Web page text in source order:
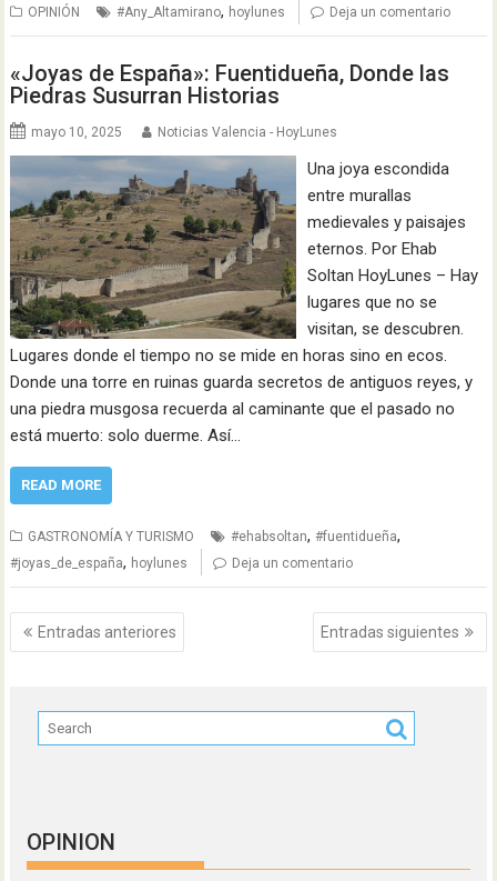
OPINIÓN #Any_Altamirano, hoylunes Deja un comentario
«Joyas de España»: Fuentidueña, Donde las
Piedras Susurran Historias
mayo 10, 2025 Noticias Valencia - HoyLunes
Una joya escondida
entre murallas
medievales y paisajes
eternos. Por Ehab
Soltan HoyLunes – Hay
lugares que no se
visitan, se descubren.
Lugares donde el tiempo no se mide en horas sino en ecos.
Donde una torre en ruinas guarda secretos de antiguos reyes, y
una piedra musgosa recuerda al caminante que el pasado no
está muerto: solo duerme. Así…
READ MORE
GASTRONOMÍA Y TURISMO #ehabsoltan,#fuentidueña,
#joyas_de_españa, hoylunes Deja un comentario
Navegación
de
Entradas anteriores Entradas siguientes
OPINION